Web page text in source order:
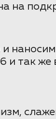
на
так же